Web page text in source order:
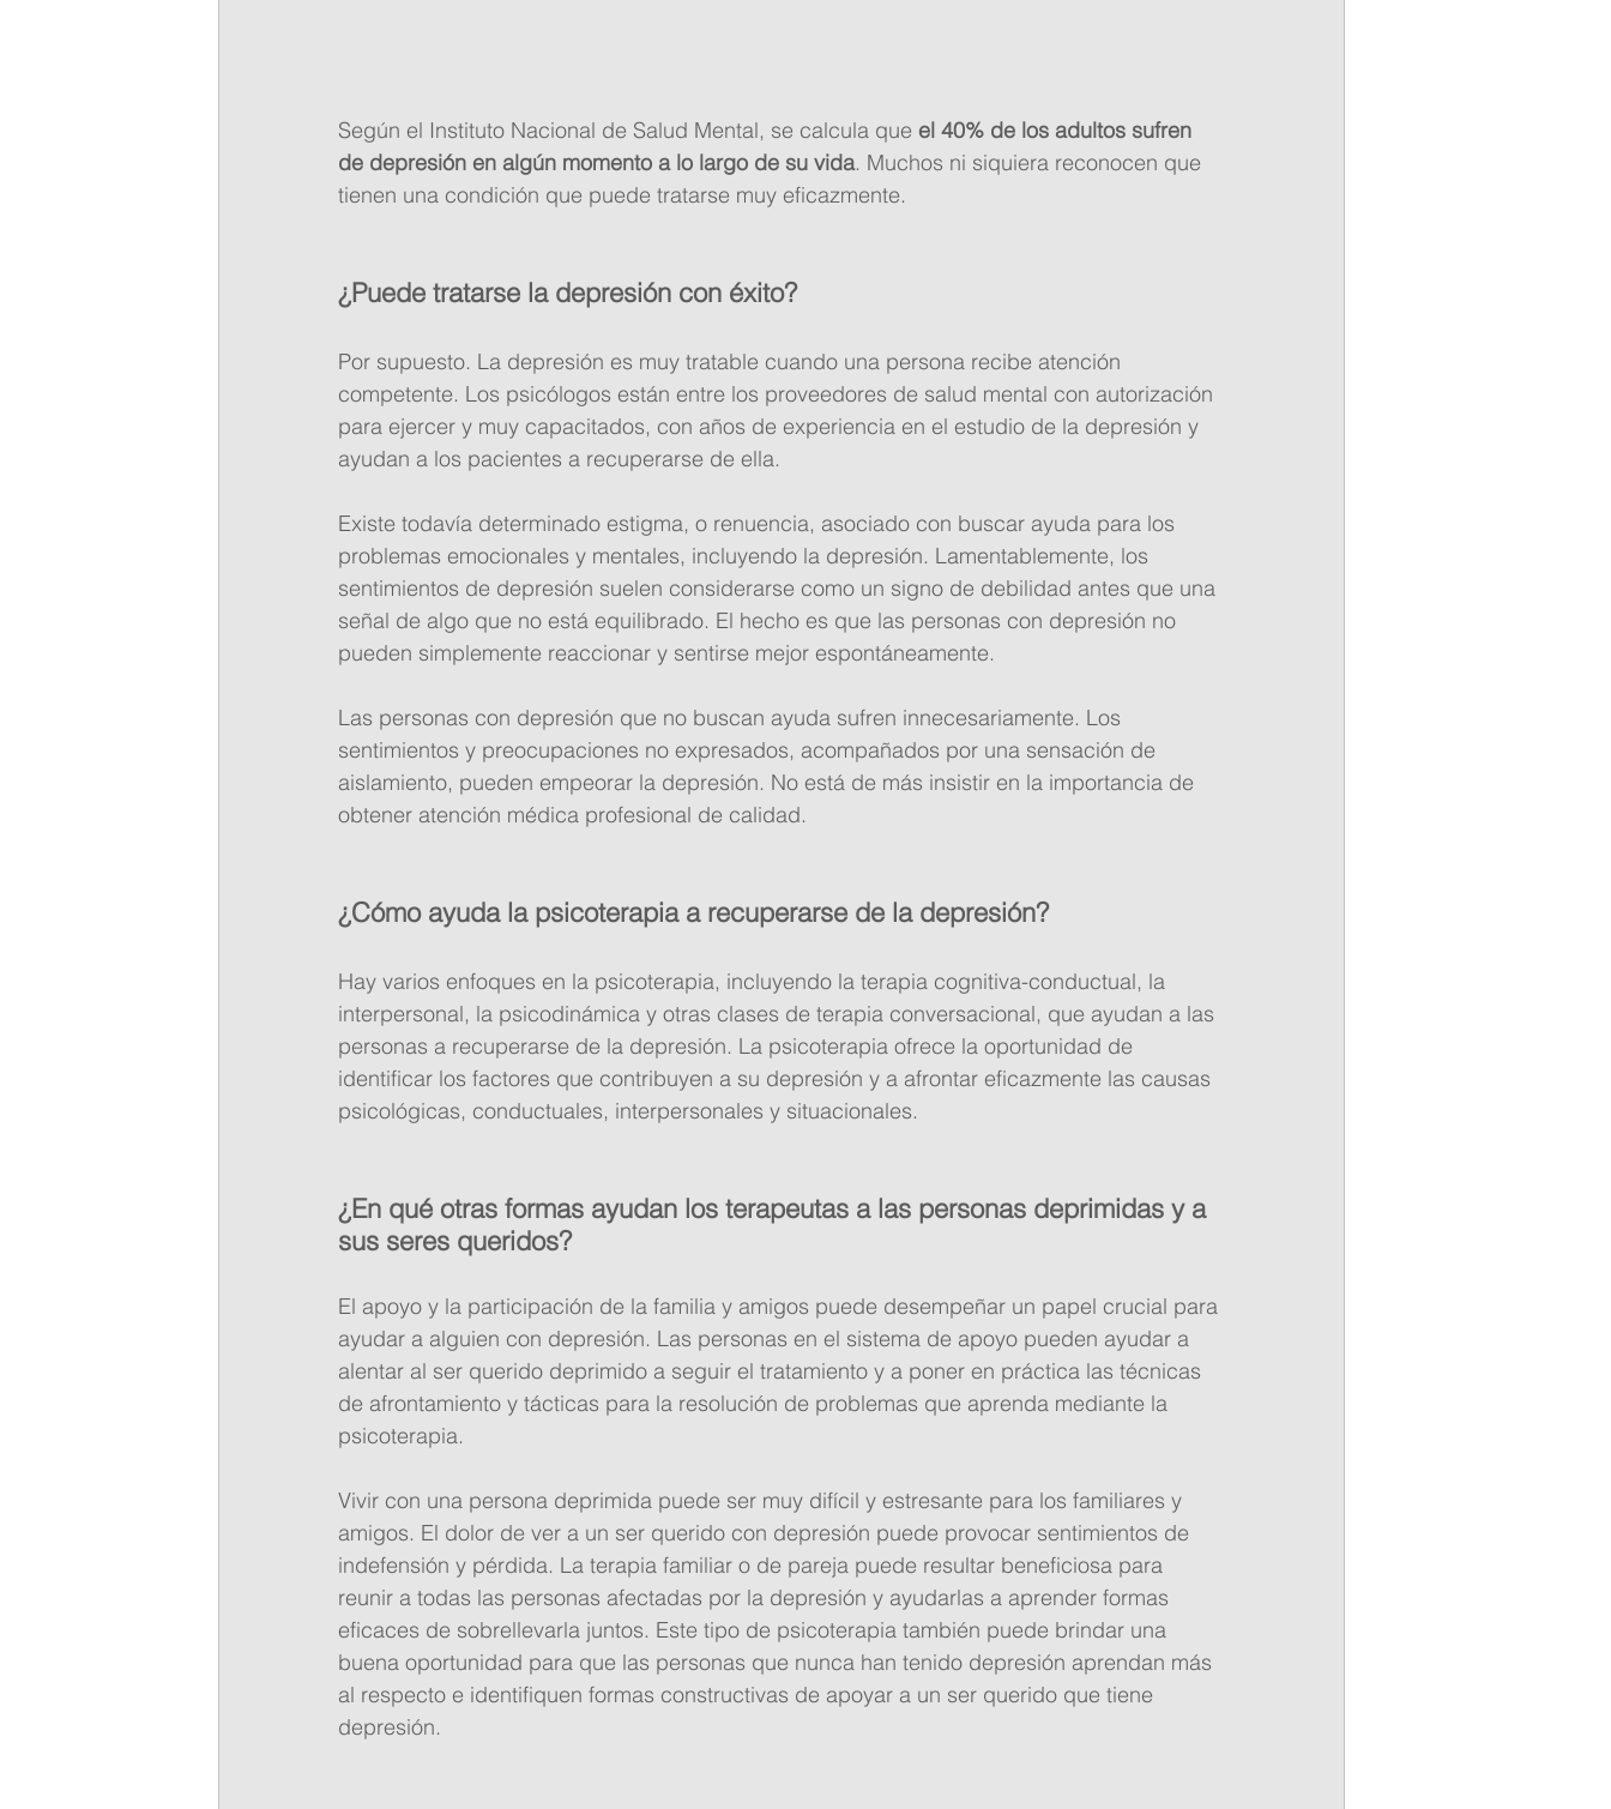
Según el Instituto Nacional de Salud Mental, se calcula que el 40% de los adultos sufren
de depresión en algún momento a lo largo de su vida. Muchos ni siquiera reconocen que
tienen una condición que puede tratarse muy eficazmente.
¿Puede tratarse la depresión con éxito?
Por supuesto. La depresión es muy tratable cuando una persona recibe atención
competente. Los psicólogos están entre los proveedores de salud mental con autorización
para ejercer y muy capacitados, con años de experiencia en el estudio de la depresión y
ayudan a los pacientes a recuperarse de ella.
Existe todavía determinado estigma, o renuencia, asociado con buscar ayuda para los
problemas emocionales y mentales, incluyendo la depresión. Lamentablemente, los
sentimientos de depresión suelen considerarse como un signo de debilidad antes que una
señal de algo que no está equilibrado. El hecho es que las personas con depresión no
pueden simplemente reaccionar y sentirse mejor espontáneamente.
Las personas con depresión que no buscan ayuda sufren innecesariamente. Los
sentimientos y preocupaciones no expresados, acompañados por una sensación de
aislamiento, pueden empeorar la depresión. No está de más insistir en la importancia de
obtener atención médica profesional de calidad.
¿Cómo ayuda la psicoterapia a recuperarse de la depresión?
Hay varios enfoques en la psicoterapia, incluyendo la terapia cognitiva-conductual, la
interpersonal, la psicodinámica y otras clases de terapia conversacional, que ayudan a las
personas a recuperarse de la depresión. La psicoterapia ofrece la oportunidad de
identificar los factores que contribuyen a su depresión y a afrontar eficazmente las causas
psicológicas, conductuales, interpersonales y situacionales.
¿En qué otras formas ayudan los terapeutas a las personas deprimidas y a
sus seres queridos?
El apoyo y la participación de la familia y amigos puede desempeñar un papel crucial para
ayudar a alguien con depresión. Las personas en el sistema de apoyo pueden ayudar a
alentar al ser querido deprimido a seguir el tratamiento y a poner en práctica las técnicas
de afrontamiento y tácticas para la resolución de problemas que aprenda mediante la
psicoterapia.
Vivir con una persona deprimida puede ser muy difícil y estresante para los familiares y
amigos. El dolor de ver a un ser querido con depresión puede provocar sentimientos de
indefensión y pérdida. La terapia familiar o de pareja puede resultar beneficiosa para
reunir a todas las personas afectadas por la depresión y ayudarlas a aprender formas
eficaces de sobrellevarla juntos. Este tipo de psicoterapia también puede brindar una
buena oportunidad para que las personas que nunca han tenido depresión aprendan más
al respecto e identifiquen formas constructivas de apoyar a un ser querido que tiene
depresión.